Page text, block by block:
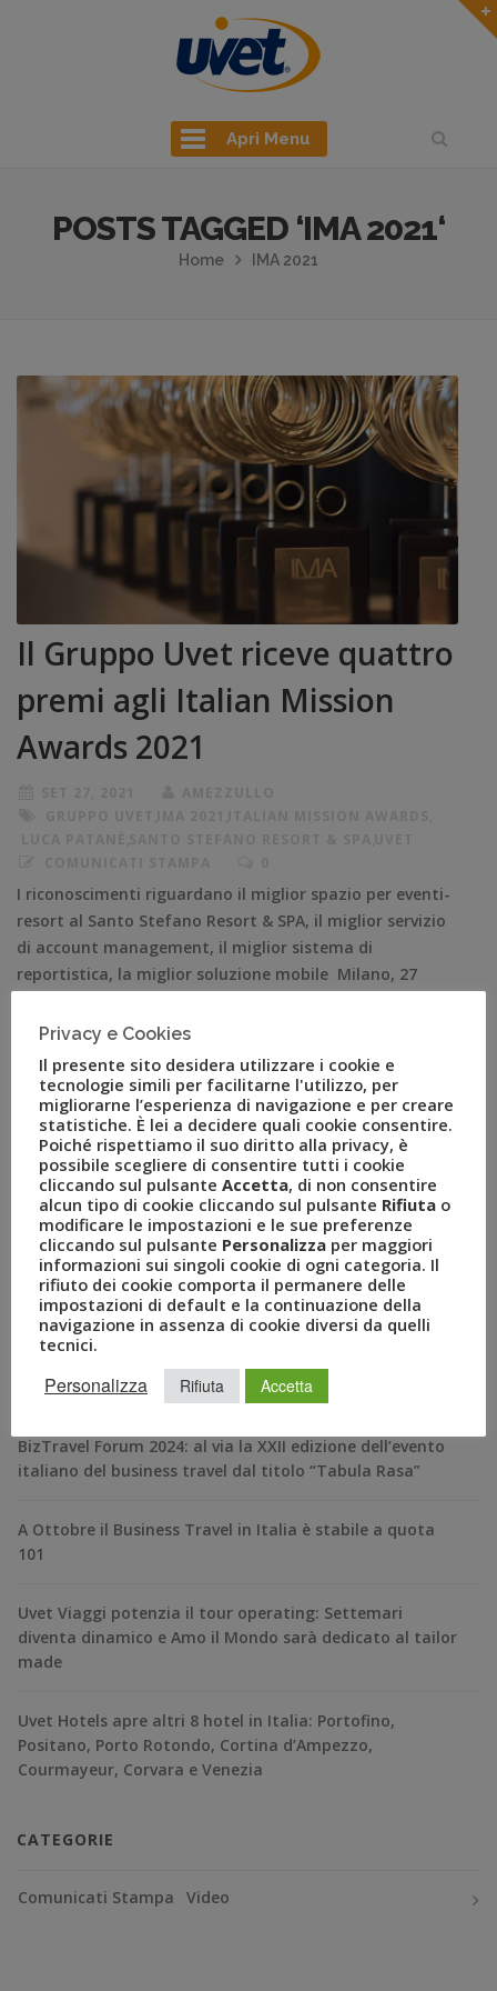
Apri Menu
POSTS TAGGED ‘IMA 2021‘
Home IMA 2021
Il Gruppo Uvet riceve quattro
premi agli Italian Mission
Awards 2021
I riconoscimenti riguardano il miglior spazio per eventi-
resort al Santo Stefano Resort & SPA, il miglior servizio
di account management, il miglior sistema di
reportistica, la miglior soluzione mobile Milano, 27
turismo, leader nella fornitura di servizi e soluzioni
innovative per viaggi leisure, mobility management […]
RECENT POSTS
A Novembre il Business Travel in Italia è a quota 95
BizTravel Forum 2024: al via la XXII edizione dell’evento
italiano del business travel dal titolo “Tabula Rasa”
A Ottobre il Business Travel in Italia è stabile a quota
101
Uvet Viaggi potenzia il tour operating: Settemari
diventa dinamico e Amo il Mondo sarà dedicato al tailor
made
Uvet Hotels apre altri 8 hotel in Italia: Portofino,
Positano, Porto Rotondo, Cortina d’Ampezzo,
Courmayeur, Corvara e Venezia
CATEGORIE
Comunicati Stampa Video
Privacy e Cookies
Il presente sito desidera utilizzare i cookie e
tecnologie simili per facilitarne l'utilizzo, per
migliorarne l’esperienza di navigazione e per creare
statistiche. È lei a decidere quali cookie consentire.
Poiché rispettiamo il suo diritto alla privacy, è
possibile scegliere di consentire tutti i cookie
cliccando sul pulsante Accetta, di non consentire
alcun tipo di cookie cliccando sul pulsante Rifiuta o
modificare le impostazioni e le sue preferenze
cliccando sul pulsante Personalizza per maggiori
informazioni sui singoli cookie di ogni categoria. Il
rifiuto dei cookie comporta il permanere delle
impostazioni di default e la continuazione della
navigazione in assenza di cookie diversi da quelli
tecnici.
Personalizza Rifiuta Accetta